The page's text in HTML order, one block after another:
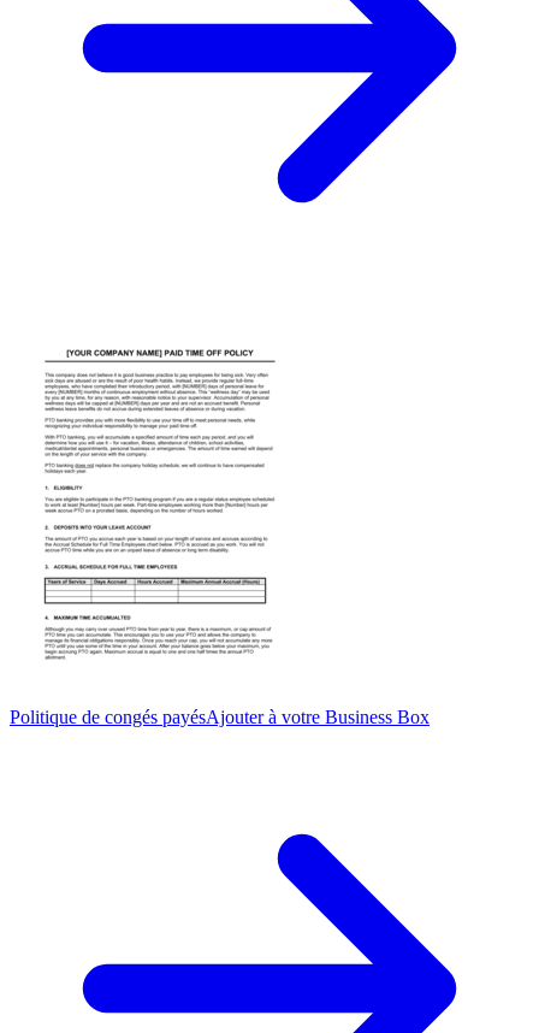
Politique de congés payésAjouter à votre Business Box